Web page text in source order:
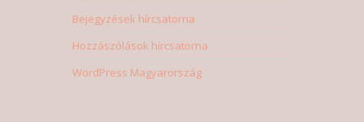
Bejegyzések hírcsatorna
Hozzászólások hírcsatorna
WordPress Magyarország